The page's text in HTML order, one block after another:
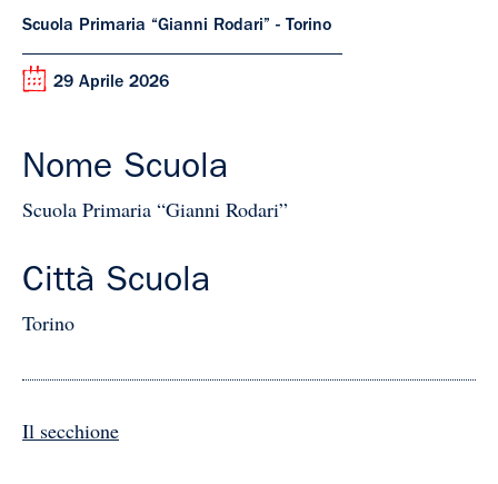
Scuola Primaria “Gianni Rodari” - Torino
29 Aprile 2026
Nome Scuola
Scuola Primaria “Gianni Rodari”
Città Scuola
Torino
Il secchione